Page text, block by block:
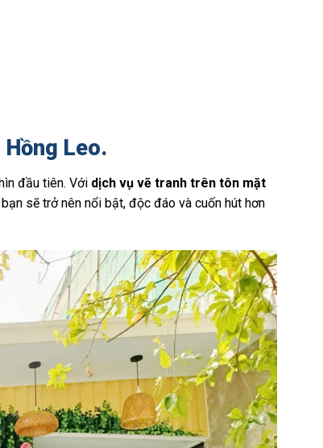
Leo.
đầu tiên. Với dịch vụ vẽ tranh trên tôn mặt
sẽ trở nên nổi bật, độc đáo và cuốn hút hơn